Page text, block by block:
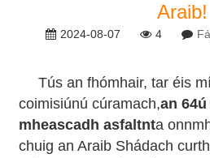
Araib!
2024-08-07 4
Tús an fhómhair, tar éis
coimisiúnú cúramach,an
mheascadh asfaltnta
chuig an Araib Shádach